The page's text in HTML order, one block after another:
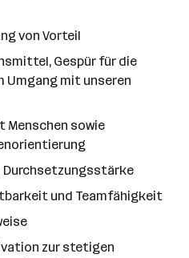
von Vorteil
Gespür für die
Umgang mit unseren
Menschen sowie
und Teamfähigkeit
zur stetigen